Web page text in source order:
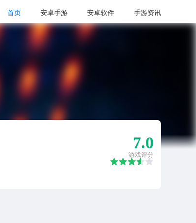
首页 安卓手游 安卓软件 手游资讯
7.0
游戏评分